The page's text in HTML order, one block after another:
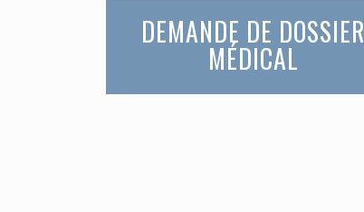
DEMANDE DE DOSSIER
MÉDICAL